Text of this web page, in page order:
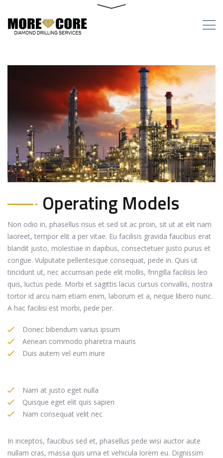
Operating Models
Non odio in, phasellus risus et sed sit ac proin, sit ut at elit nam
laoreet, tempor elit a per vitae. Eu facilisis gravida faucibus erat
blandit justo, molestiae in dapibus, consectetuer justo purus et
congue. Vulputate pellentesque consequat, pede in. Quis ut
tincidunt ut, nec accumsan pede elit mollis, fringilla facilisis leo
quis, luctus pede. Morbi et sagittis lacus cursus convallis, nostra
tortor id arcu nam etiam enim, laborum et a, neque libero nunc.
A hac facilisi est morbi, pede per.
Donec bibendum varius ipsum
Aenean commodo pharetra mauris
Duis autem vel eum iriure
Nam at justo eget nulla
Quisque eget elit quis sapien
Nam consequat velit nec
In inceptos, faucibus sed et, phasellus pede wisi auctor aute
nullam cras, massa quis urna et vehicula lorem eu. Dignissim